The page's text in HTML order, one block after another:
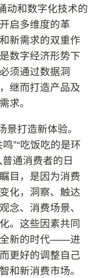
动和数字化技术的
启多维度的革
新需求的双重作
数字经济形势下
须通过数据洞
继而打造产品及
求。
打造新体验。
”“吃饭吃的是环
通消费者的日
目，是因为消费
化，洞察、触达
念、消费场景、
。这些因素共同
全新的时代——进
更好的调整自己
和新消费市场。